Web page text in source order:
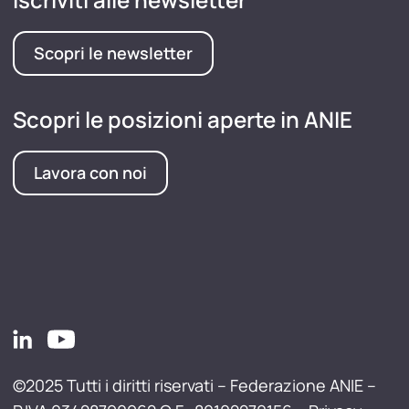
Scopri le newsletter
Scopri le posizioni aperte in ANIE
Lavora con noi
©2025 Tutti i diritti riservati – Federazione ANIE –